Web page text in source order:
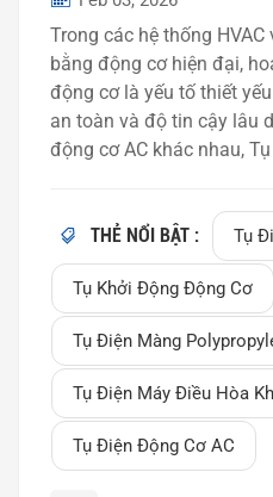
Trong các hệ thống
bằng động cơ hiện đại,
động cơ là yếu tố thiết
an toàn và độ tin cậy lâu
động cơ AC khác nhau,
được sử dụng rộng rãi
không khí, máy bơm
Trong bài viết này, chúng
tụ điện CBB65, lý do tại
cách chọn loại phù hợp
khởi động động cơ
một loại tụ điện. tụ khởi
làm bằng màng
(MPP)Chức năng chính
chuyển pha cho động cơ
THẺ NỔI BẬT : Tụ
Tụ Khởi Động Động Cơ
Tụ Điện Màng
Tụ Điện Máy Điều Hòa
Tụ Điện Động Cơ AC